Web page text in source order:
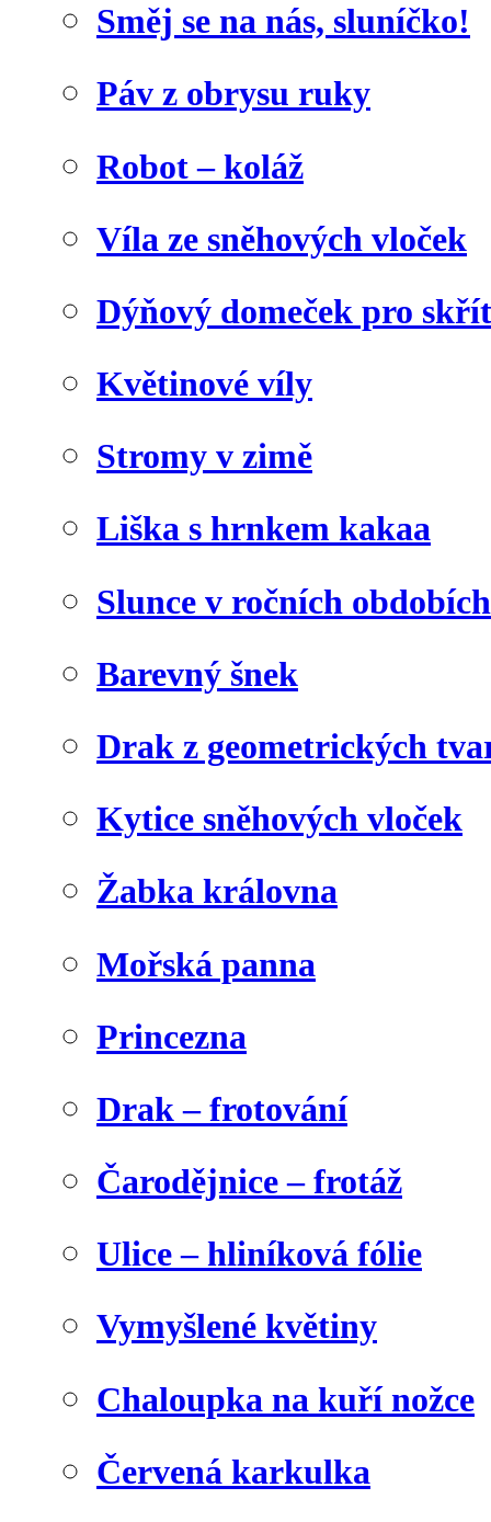
Směj se na nás, sluníčko!
Páv z obrysu ruky
Robot – koláž
Víla ze sněhových vloček
Dýňový domeček pro
Květinové víly
Stromy v zimě
Liška s hrnkem kakaa
Slunce v ročních obdobích
Barevný šnek
Drak z geometrických
Kytice sněhových vloček
Žabka královna
Mořská panna
Princezna
Drak – frotování
Čarodějnice – frotáž
Ulice – hliníková fólie
Vymyšlené květiny
Chaloupka na kuří nožce
Červená karkulka